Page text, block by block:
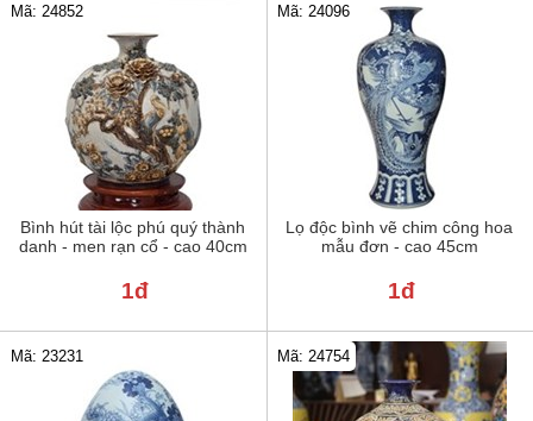
Bình hút tài lộc phú quý thành
danh - men rạn cổ - cao 40cm
Mã: 24852
1đ
Lọ độc bình vẽ chim công hoa
mẫu đơn - cao 45cm
Mã: 24096
1đ
Mã: 23231 Mã: 24754